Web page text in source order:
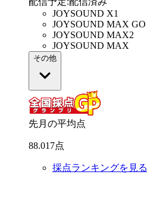
JOYSOUND X1
JOYSOUND MAX GO
JOYSOUND MAX2
JOYSOUND MAX
その他
先月の平均点
88.017点
採点ランキングを見る